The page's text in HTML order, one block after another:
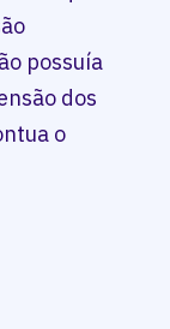
possuía
dos
o